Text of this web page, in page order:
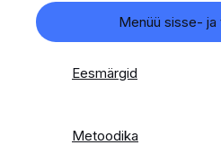
Menüü sisse- ja
Eesmärgid
Metoodika